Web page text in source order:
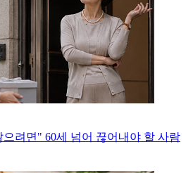
려면" 60세 넘어 끊어내야 할 사람